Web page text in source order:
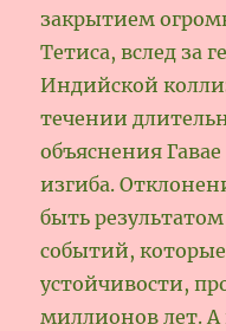
закрытием
Тетиса, вслед за
Индийской
течении
объяснения
изгиба.
быть
событий,
устойчивости,
миллионов лет. А